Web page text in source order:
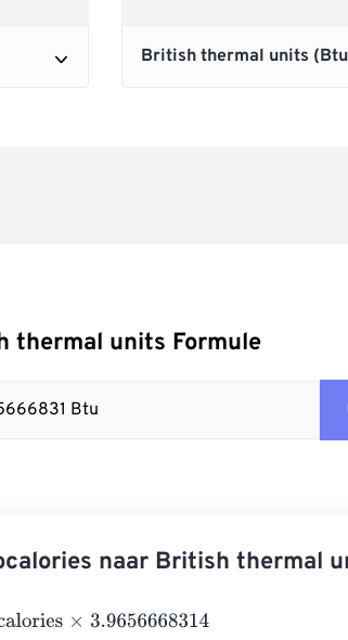
thermal units Formule
Btu
naar British thermal
×3.9656668314